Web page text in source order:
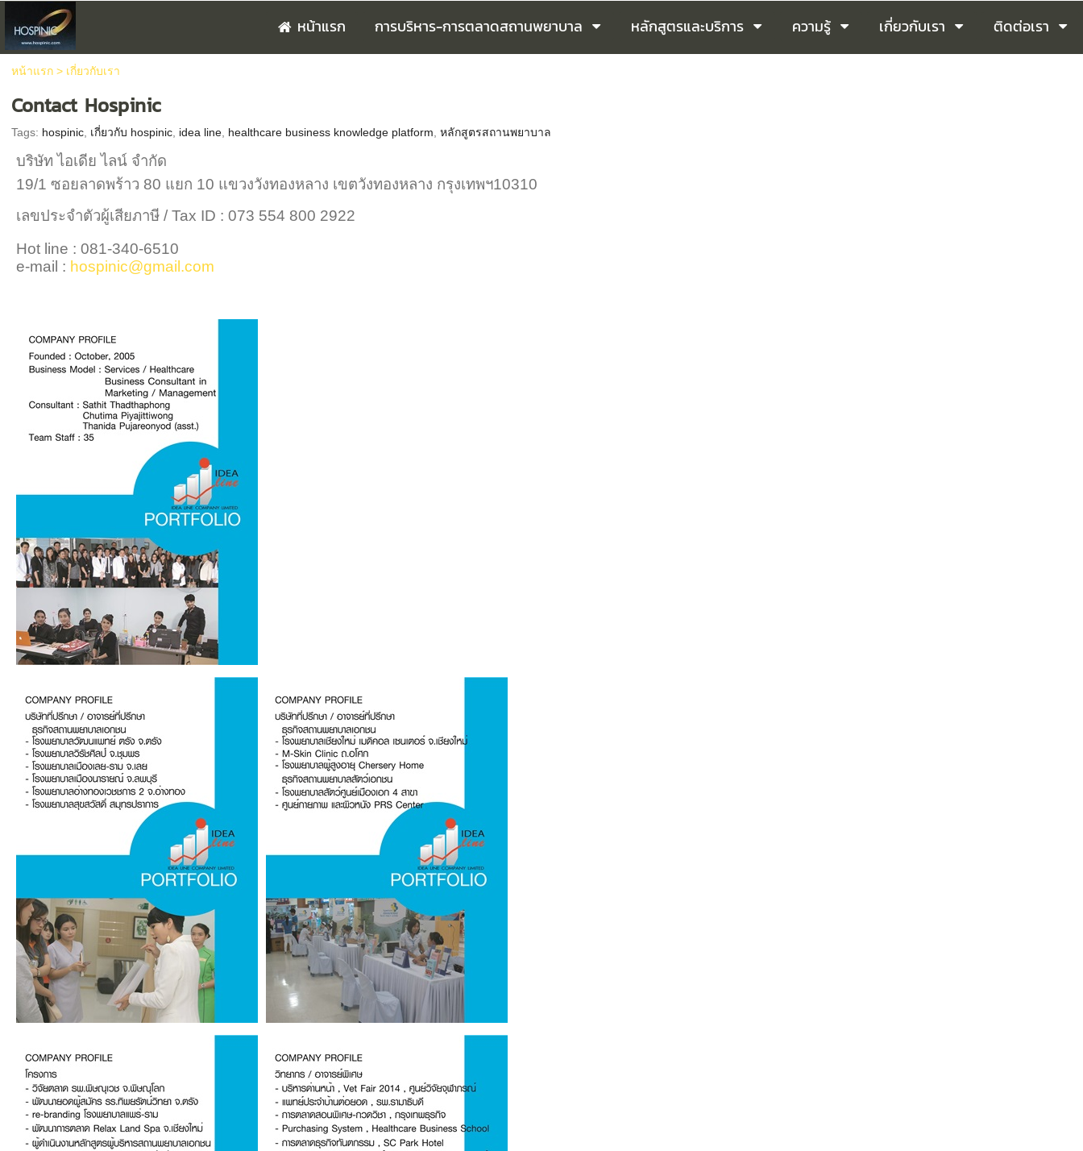
หน้าแรก การบริหาร-การตลาดสถานพยาบาล หลักสูตรและบริการ ความรู้ เกี่ยวกับเรา ติดต่อเรา
หน้าแรก> เกี่ยวกับเรา
Contact Hospinic
Tags: hospinic เกี่ยวกับ hospinic idea line healthcare business knowledge platform หลักสูตรสถานพยาบาล
บริษัท ไอเดีย ไลน์ จำกัด
19/1 ซอยลาดพร้าว 80 แยก 10 แขวงวังทองหลาง เขตวังทองหลาง กรุงเทพฯ10310
เลขประจำตัวผู้เสียภาษี / Tax ID : 073 554 800 2922
Hot line : 081-340-6510
e-mail : hospinic@gmail.com